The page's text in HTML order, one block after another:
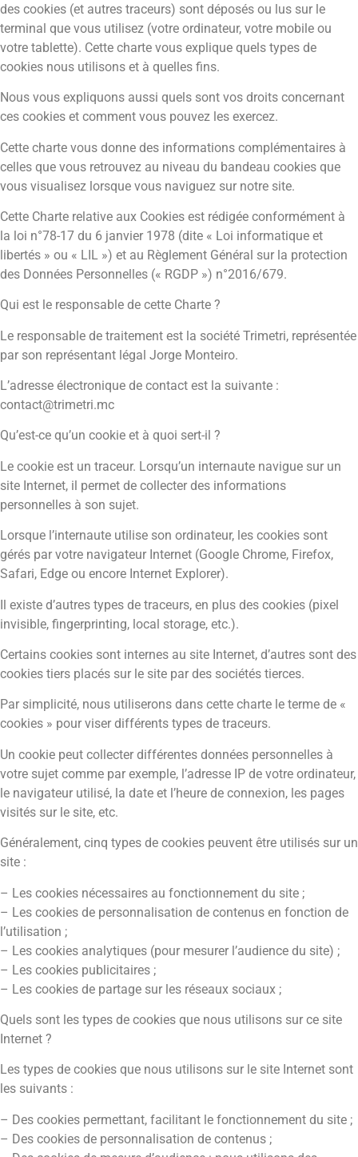
des cookies (et autres traceurs) sont déposés ou lus sur le
terminal que vous utilisez (votre ordinateur, votre mobile ou
votre tablette). Cette charte vous explique quels types de
cookies nous utilisons et à quelles fins.
Nous vous expliquons aussi quels sont vos droits concernant
ces cookies et comment vous pouvez les exercez.
Cette charte vous donne des informations complémentaires à
celles que vous retrouvez au niveau du bandeau cookies que
vous visualisez lorsque vous naviguez sur notre site.
Cette Charte relative aux Cookies est rédigée conformément à
la loi n°78-17 du 6 janvier 1978 (dite « Loi informatique et
libertés » ou « LIL ») et au Règlement Général sur la protection
des Données Personnelles (« RGDP ») n°2016/679.
Qui est le responsable de cette Charte ?
Le responsable de traitement est la société Trimetri, représentée
par son représentant légal Jorge Monteiro.
L’adresse électronique de contact est la suivante :
contact@trimetri.mc
Qu’est-ce qu’un cookie et à quoi sert-il ?
Le cookie est un traceur. Lorsqu’un internaute navigue sur un
site Internet, il permet de collecter des informations
personnelles à son sujet.
Lorsque l’internaute utilise son ordinateur, les cookies sont
gérés par votre navigateur Internet (Google Chrome, Firefox,
Safari, Edge ou encore Internet Explorer).
Il existe d’autres types de traceurs, en plus des cookies (pixel
invisible, fingerprinting, local storage, etc.).
Certains cookies sont internes au site Internet, d’autres sont des
cookies tiers placés sur le site par des sociétés tierces.
Par simplicité, nous utiliserons dans cette charte le terme de «
cookies » pour viser différents types de traceurs.
Un cookie peut collecter différentes données personnelles à
votre sujet comme par exemple, l’adresse IP de votre ordinateur,
le navigateur utilisé, la date et l’heure de connexion, les pages
visités sur le site, etc.
Généralement, cinq types de cookies peuvent être utilisés sur un
site :
– Les cookies nécessaires au fonctionnement du site ;
– Les cookies de personnalisation de contenus en fonction de
l’utilisation ;
– Les cookies analytiques (pour mesurer l’audience du site) ;
– Les cookies publicitaires ;
– Les cookies de partage sur les réseaux sociaux ;
Quels sont les types de cookies que nous utilisons sur ce site
Internet ?
Les types de cookies que nous utilisons sur le site Internet sont
les suivants :
– Des cookies permettant, facilitant le fonctionnement du site ;
– Des cookies de personnalisation de contenus ;